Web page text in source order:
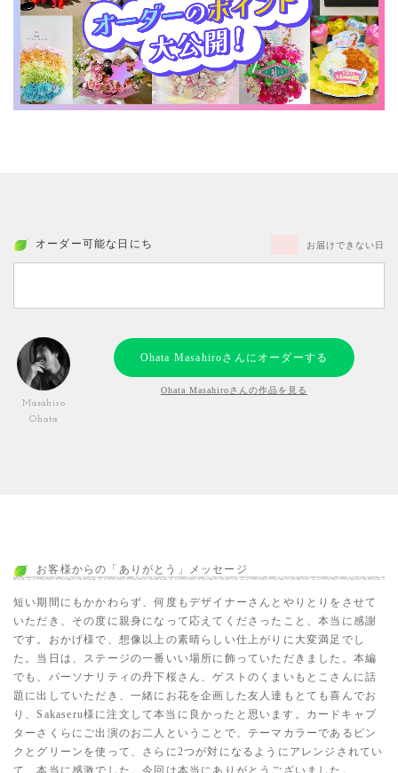
オーダー可能な日にち お届けできない日
Masahiro
Ohata
Ohata Masahiroさんにオーダーする
Ohata Masahiroさんの作品を見る
お客様からの「ありがとう」メッセージ
短い期間にもかかわらず、何度もデザイナーさんとやりとりをさせて
いただき、その度に親身になって応えてくださったこと、本当に感謝
です。おかげ様で、想像以上の素晴らしい仕上がりに大変満足でし
た。当日は、ステージの一番いい場所に飾っていただきました。本編
でも、パーソナリティの丹下桜さん、ゲストのくまいもとこさんに話
題に出していただき、一緒にお花を企画した友人達もとても喜んでお
り、Sakaseru様に注文して本当に良かったと思います。カードキャプ
ターさくらにご出演のお二人ということで、テーマカラーであるピン
クとグリーンを使って、さらに2つが対になるようにアレンジされてい
て、本当に感激でした。今回は本当にありがとうございました。